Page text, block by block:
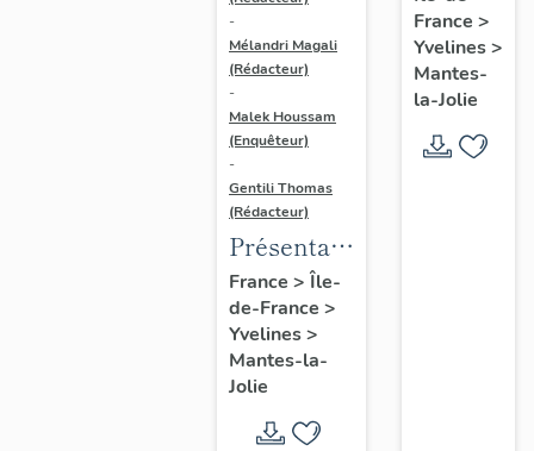
-
Mélandri Magali
(Rédacteur)
-
Malek Houssam
(Enquêteur)
-
Gentili Thomas
(Rédacteur)
Présentation
de l'étude
France > Île-
de-France >
Yvelines>
Mantes-la-
Jolie
la-Jolie
France >
Yvelines>
Mantes-
la-Jolie